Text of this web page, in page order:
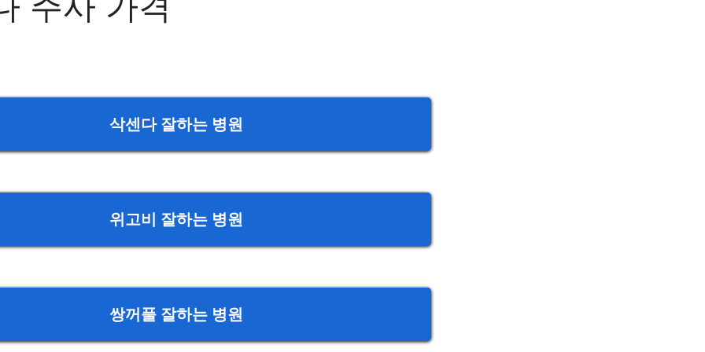
삭센다 잘하는 병원
위고비 잘하는 병원
쌍꺼풀 잘하는 병원